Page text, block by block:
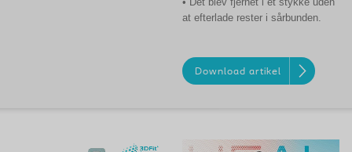
at efterlade rester i sårbunden.
Download artikel